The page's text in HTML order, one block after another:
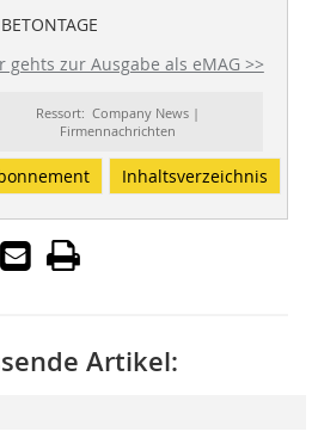
gehts zur Ausgabe als eMAG >>
Ressort: Company News |
Firmennachrichten
Inhaltsverzeichnis
Artikel: